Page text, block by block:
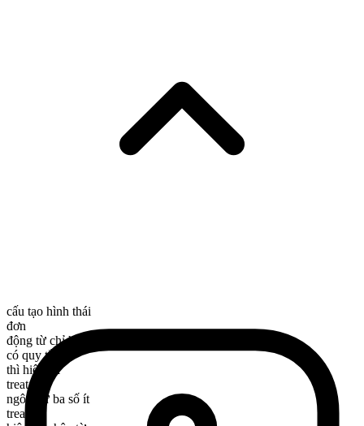
cấu tạo hình thái
đơn
động từ chỉ hành động
có quy tắc
thì hiện tại
treat
ngôi thứ ba số ít
treats